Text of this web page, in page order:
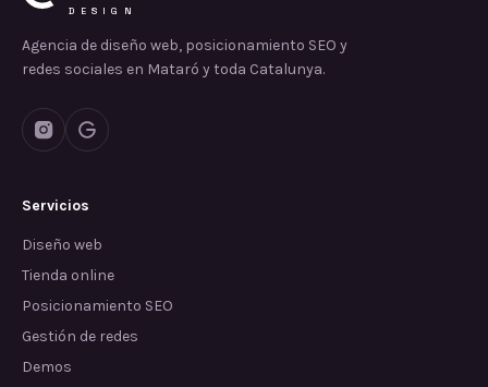
DESIGN
Agencia de diseño web, posicionamiento SEO y
redes sociales en Mataró y toda Catalunya.
Servicios
Diseño web
Tienda online
Posicionamiento SEO
Gestión de redes
Demos